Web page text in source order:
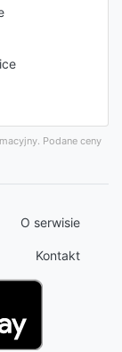
Podane ceny
O serwisie
Kontakt